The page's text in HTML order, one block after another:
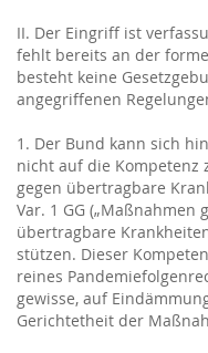
II. Der Eingriff ist
fehlt bereits an der
besteht keine
angegriffenen
1. Der Bund kann sich
nicht auf die Kompetenz
gegen übertragbare
Var. 1 GG
übertragbare
stützen. Dieser
reines
gewisse, auf
Gerichtetheit der